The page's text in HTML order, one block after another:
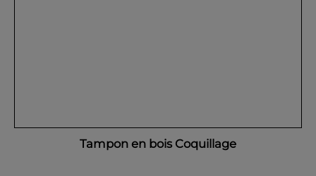
Tampon en bois Coquillage